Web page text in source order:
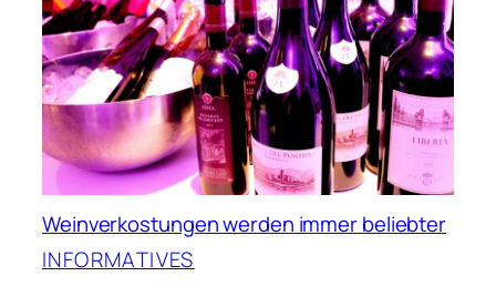
Weinverkostungen werden immer beliebter
INFORMATIVES